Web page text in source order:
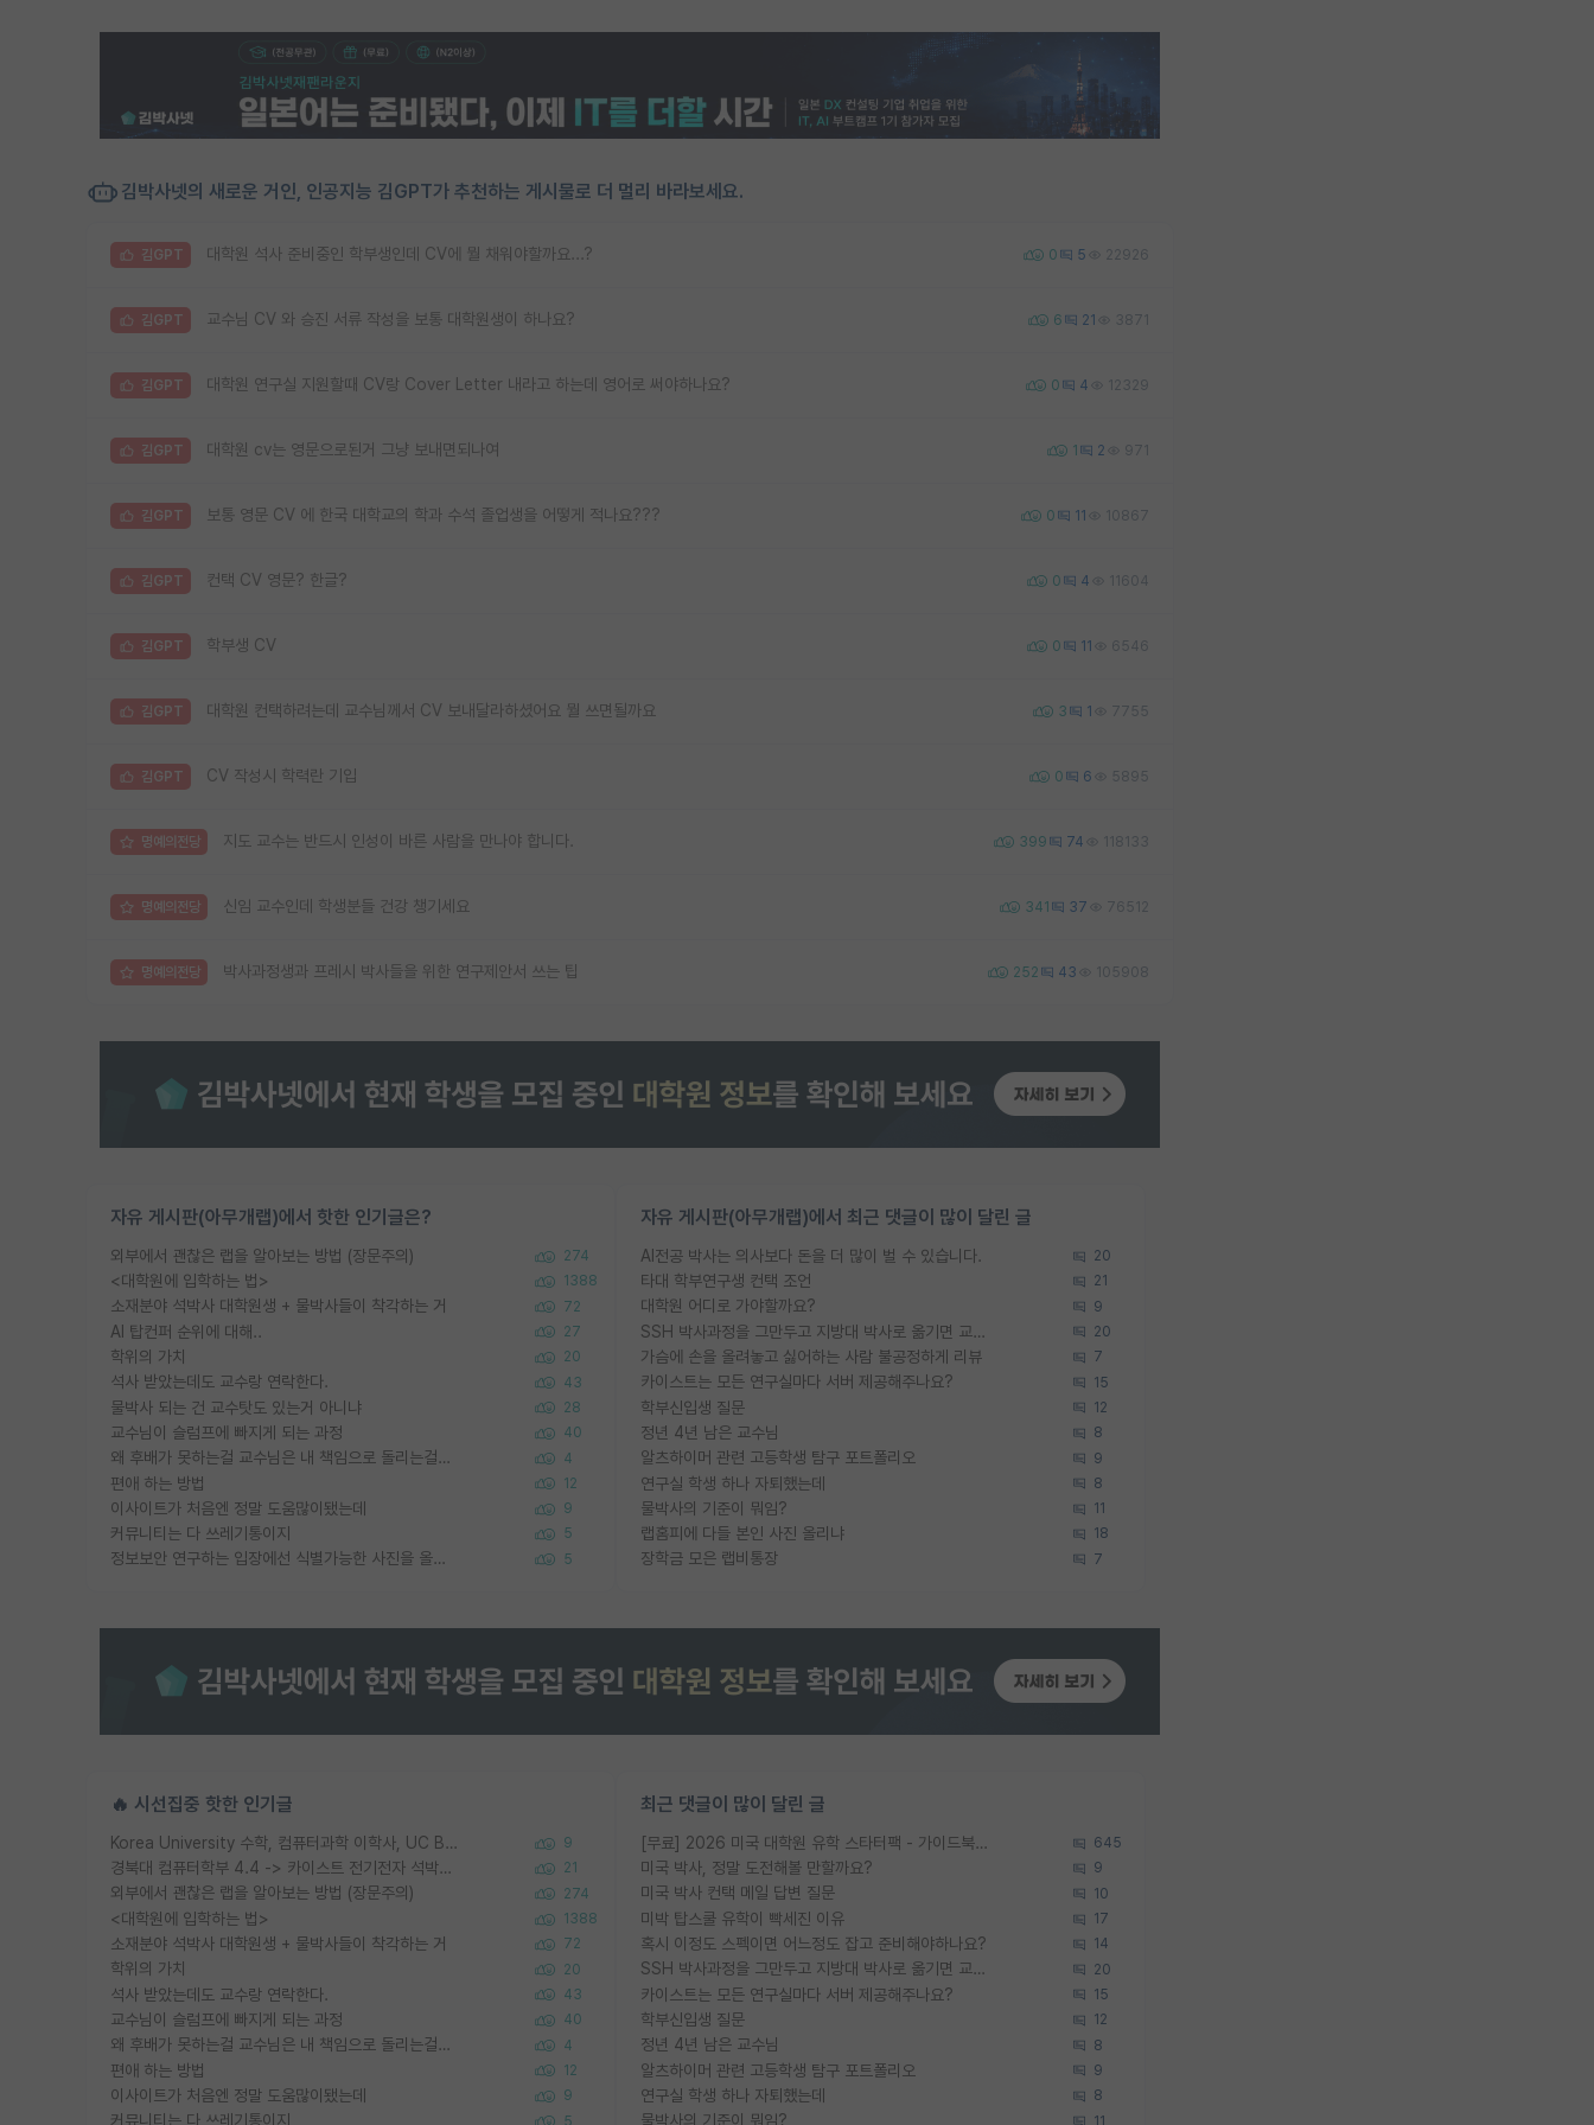
김박사넷의 새로운 거인, 인공지능 김GPT가 추천하는 게시물로 더 멀리 바라보세요.
김GPT 대학원 석사 준비중인 학부생인데 CV에 뭘 채워야할까요...? 0 5 22926
김GPT 교수님 CV 와 승진 서류 작성을 보통 대학원생이 하나요? 6 21 3871
김GPT 대학원 연구실 지원할때 CV랑 Cover Letter 내라고 하는데 영어로 써야하나요? 0 4 12329
김GPT 대학원 cv는 영문으로된거 그냥 보내면되나여 1 2 971
김GPT 보통 영문 CV 에 한국 대학교의 학과 수석 졸업생을 어떻게 적나요??? 0 11 10867
김GPT 컨택 CV 영문? 한글? 0 4 11604
김GPT 학부생 CV 0 11 6546
김GPT 대학원 컨택하려는데 교수님께서 CV 보내달라하셨어요 뭘 쓰면될까요 3 1 7755
김GPT CV 작성시 학력란 기입 0 6 5895
명예의전당 지도 교수는 반드시 인성이 바른 사람을 만나야 합니다. 399 74 118133
명예의전당 신임 교수인데 학생분들 건강 챙기세요 341 37 76512
명예의전당 박사과정생과 프레시 박사들을 위한 연구제안서 쓰는 팁 252 43 105908
자유 게시판(아무개랩)에서 핫한 인기글은?
외부에서 괜찮은 랩을 알아보는 방법 (장문주의) 274
<대학원에 입학하는 법> 1388
소재분야 석박사 대학원생 + 물박사들이 착각하는 거 72
AI 탑컨퍼 순위에 대해.. 27
학위의 가치 20
석사 받았는데도 교수랑 연락한다. 43
물박사 되는 건 교수탓도 있는거 아니냐 28
교수님이 슬럼프에 빠지게 되는 과정 40
왜 후배가 못하는걸 교수님은 내 책임으로 돌리는걸까요? 4
편애 하는 방법 12
이사이트가 처음엔 정말 도움많이됐는데 9
커뮤니티는 다 쓰레기통이지 5
정보보안 연구하는 입장에선 식별가능한 사진을 올리는건 비추이긴함 5
자유 게시판(아무개랩)에서 최근 댓글이 많이 달린 글
AI전공 박사는 의사보다 돈을 더 많이 벌 수 있습니다. 20
타대 학부연구생 컨택 조언 21
대학원 어디로 가야할까요? 9
SSH 박사과정을 그만두고 지방대 박사로 옮기면 교수의 꿈은 끝일까요? 20
가슴에 손을 올려놓고 싫어하는 사람 불공정하게 리뷰 7
카이스트는 모든 연구실마다 서버 제공해주나요? 15
학부신입생 질문 12
정년 4년 남은 교수님 8
알츠하이머 관련 고등학생 탐구 포트폴리오 9
연구실 학생 하나 자퇴했는데 8
물박사의 기준이 뭐임? 11
랩홈피에 다들 본인 사진 올리냐 18
장학금 모은 랩비통장 7
🔥 시선집중 핫한 인기글
Korea University 수학, 컴퓨터과학 이학사, UC Berkeley 산업공학 대학원 공학박사가 되는 것은 쉽지 않겠죠? 9
경북대 컴퓨터학부 4.4 -> 카이스트 전기전자 석박사통합과정 합격 21
외부에서 괜찮은 랩을 알아보는 방법 (장문주의) 274
<대학원에 입학하는 법> 1388
소재분야 석박사 대학원생 + 물박사들이 착각하는 거 72
학위의 가치 20
석사 받았는데도 교수랑 연락한다. 43
교수님이 슬럼프에 빠지게 되는 과정 40
왜 후배가 못하는걸 교수님은 내 책임으로 돌리는걸까요? 4
편애 하는 방법 12
이사이트가 처음엔 정말 도움많이됐는데 9
커뮤니티는 다 쓰레기통이지 5
최근 댓글이 많이 달린 글
[무료] 2026 미국 대학원 유학 스타터팩 - 가이드북 & 합격자 컨택메일 템플릿 645
미국 박사, 정말 도전해볼 만할까요? 9
미국 박사 컨택 메일 답변 질문 10
미박 탑스쿨 유학이 빡세진 이유 17
혹시 이정도 스펙이면 어느정도 잡고 준비해야하나요? 14
SSH 박사과정을 그만두고 지방대 박사로 옮기면 교수의 꿈은 끝일까요? 20
카이스트는 모든 연구실마다 서버 제공해주나요? 15
학부신입생 질문 12
정년 4년 남은 교수님 8
알츠하이머 관련 고등학생 탐구 포트폴리오 9
연구실 학생 하나 자퇴했는데 8
물박사의 기준이 뭐임? 11